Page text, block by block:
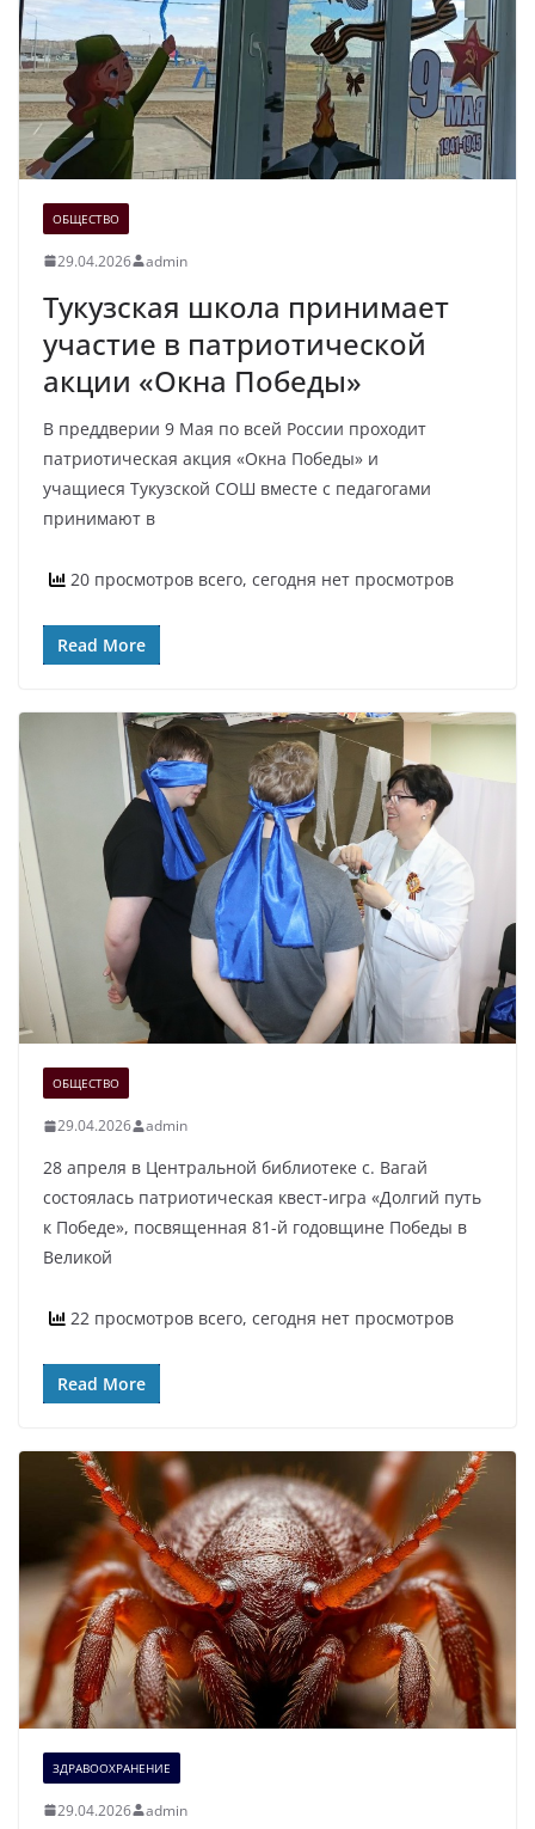
ОБЩЕСТВО
29.04.2026 admin
Тукузская школа принимает
участие в патриотической
акции «Окна Победы»
В преддверии 9 Мая по всей России проходит
патриотическая акция «Окна Победы» и
учащиеся Тукузской СОШ вместе с педагогами
принимают в
20 просмотров всего, сегодня нет просмотров
Read More
ОБЩЕСТВО
29.04.2026 admin
28 апреля в Центральной библиотеке с. Вагай
состоялась патриотическая квест-игра «Долгий путь
к Победе», посвященная 81-й годовщине Победы в
Великой
22 просмотров всего, сегодня нет просмотров
Read More
ЗДРАВООХРАНЕНИЕ
29.04.2026 admin